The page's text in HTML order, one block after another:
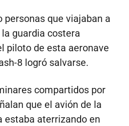
personas que viajaban a
guardia costera
piloto de esta aeronave
8 logró salvarse.
compartidos por
que el avión de la
estaba aterrizando en